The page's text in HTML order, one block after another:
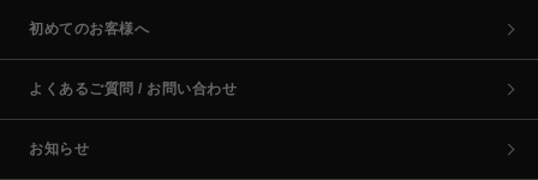
初めてのお客様へ
よくあるご質問 / お問い合わせ
お知らせ